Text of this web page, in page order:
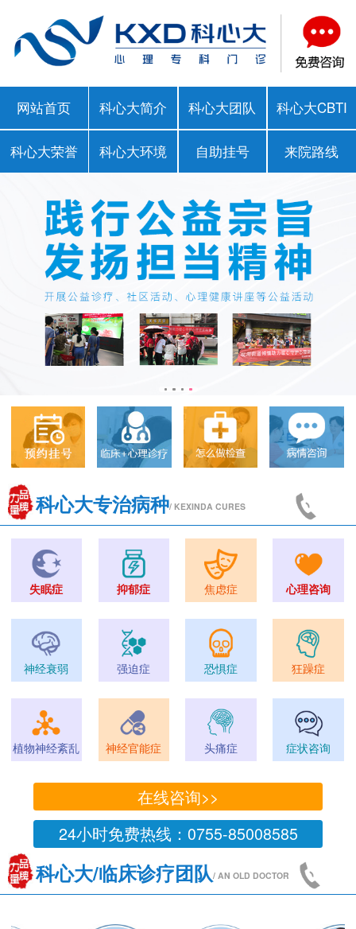
网站首页 科心大简介 科心大团队 科心大CBTI
科心大荣誉 科心大环境 自助挂号 来院路线
科心大专治病种/ KEXINDA CURES
失眠症 抑郁症 焦虑症 心理咨询
神经衰弱 强迫症 恐惧症 狂躁症
植物神经紊乱 神经官能症 头痛症 症状咨询
在线咨询>>
24小时免费热线：0755-85008585
科心大/临床诊疗团队/ AN OLD DOCTOR